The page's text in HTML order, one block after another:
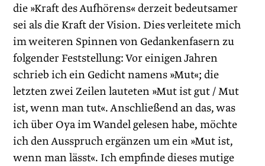
die »Kraft des Aufhörens« derzeit bedeutsamer
sei als die Kraft der Vision. Dies verleitete mich
im weiteren Spinnen von Gedankenfasern zu
folgender Feststellung: Vor einigen Jahren
schrieb ich ein Gedicht namens »Mut«; die
letzten zwei Zeilen lauteten »Mut ist gut / Mut
ist, wenn man tut«. Anschließend an das, was
ich über Oya im Wandel gelesen habe, möchte
ich den Ausspruch ergänzen um ein »Mut ist,
wenn man lässt«. Ich empfinde dieses mutige